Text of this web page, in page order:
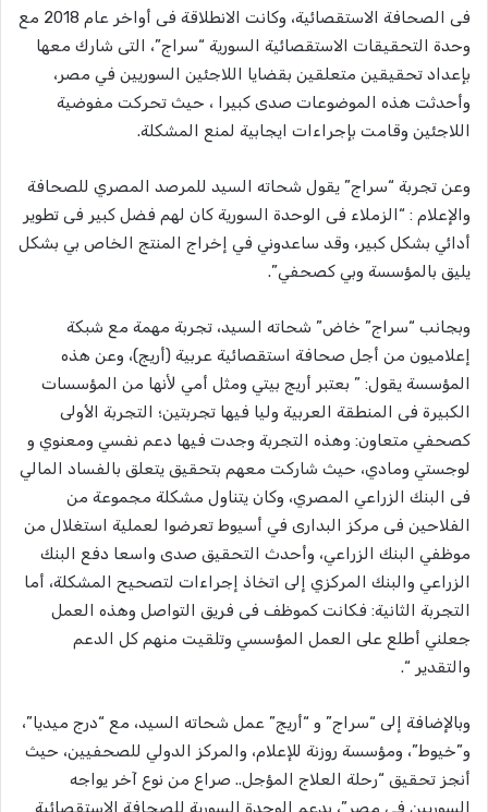
فى الصحافة الاستقصائية، وكانت الانطلاقة فى أواخر عام 2018 مع
وحدة التحقيقات الاستقصائية السورية “سراج”، التى شارك معها
بإعداد تحقيقين متعلقين بقضايا اللاجئين السوريين في مصر،
وأحدثت هذه الموضوعات صدى كبيرا ، حيث تحركت مفوضية
اللاجئين وقامت بإجراءات ايجابية لمنع المشكلة.
وعن تجربة “سراج” يقول شحاته السيد للمرصد المصري للصحافة
والإعلام : “الزملاء فى الوحدة السورية كان لهم فضل كبير فى تطوير
أدائي بشكل كبير، وقد ساعدوني في إخراج المنتج الخاص بي بشكل
يليق بالمؤسسة وبي كصحفي”.
وبجانب “سراج” خاض” شحاته السيد، تجربة مهمة مع شبكة
إعلاميون من أجل صحافة استقصائية عربية (أريج)، وعن هذه
المؤسسة يقول: ” بعتبر أريج بيتي ومثل أمي ﻷنها من المؤسسات
الكبيرة فى المنطقة العربية وليا فيها تجربتين؛ التجربة الأولى
كصحفي متعاون: وهذه التجربة وجدت فيها دعم نفسي ومعنوي و
لوجستي ومادي، حيث شاركت معهم بتحقيق يتعلق بالفساد المالي
فى البنك الزراعي المصري، وكان يتناول مشكلة مجموعة من
الفلاحين فى مركز البدارى في أسيوط تعرضوا لعملية استغلال من
موظفي البنك الزراعي، وأحدث التحقيق صدى واسعا دفع البنك
الزراعي والبنك المركزي إلى اتخاذ إجراءات لتصحيح المشكلة، أما
التجربة الثانية: فكانت كموظف فى فريق التواصل وهذه العمل
جعلني أطلع على العمل المؤسسي وتلقيت منهم كل الدعم
والتقدير “.
وبالإضافة إلى “سراج” و “أريج” عمل شحاته السيد، مع “درج ميديا”،
و”خيوط”، ومؤسسة روزنة للإعلام، والمركز الدولي للصحفيين، حيث
أنجز تحقيق “رحلة العلاج المؤجل.. صراع من نوع آخر يواجه
السوريين في مصر”، بدعم الوحدة السورية للصحافة الاستقصائية